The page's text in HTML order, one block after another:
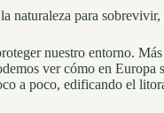
para
nuestro entorno.
ver cómo en
a poco, edificando el